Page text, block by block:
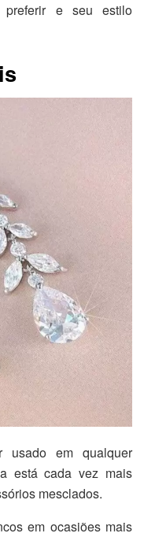
preferir e seu estilo
em qualquer
está cada vez mais
mesclados.
em ocasiões mais